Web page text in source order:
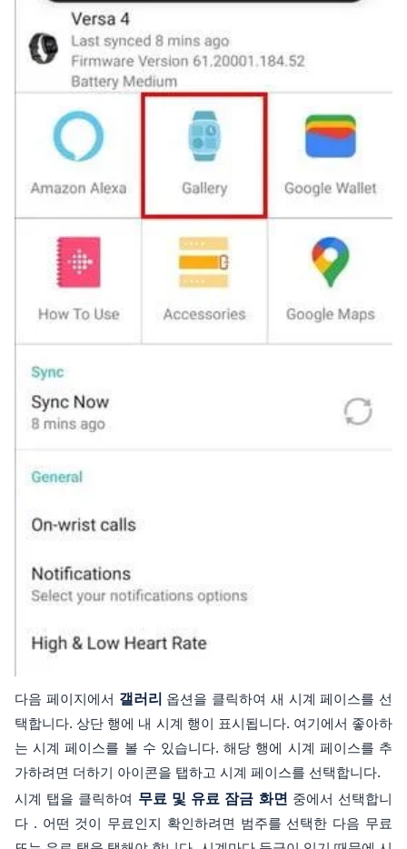
다음 페이지에서 갤러리 옵션을 클릭하여 새 시계 페이스를 선
택합니다. 상단 행에 내 시계 행이 표시됩니다. 여기에서 좋아하
는 시계 페이스를 볼 수 있습니다. 해당 행에 시계 페이스를 추
가하려면 더하기 아이콘을 탭하고 시계 페이스를 선택합니다.
시계 탭을 클릭하여 무료 및 유료 잠금 화면 중에서 선택합니
다 . 어떤 것이 무료인지 확인하려면 범주를 선택한 다음 무료